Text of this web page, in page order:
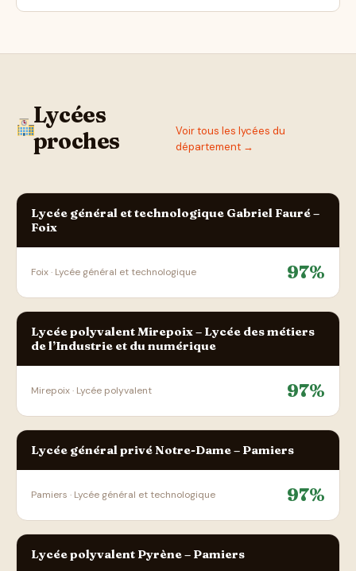
Lycées
proches
Voir tous les lycées du
département →
Lycée général et technologique Gabriel Fauré –
Foix
Foix · Lycée général et technologique 97%
Lycée polyvalent Mirepoix – Lycée des métiers
de l’Industrie et du numérique
Mirepoix · Lycée polyvalent 97%
Lycée général privé Notre-Dame – Pamiers
Pamiers · Lycée général et technologique 97%
Lycée polyvalent Pyrène – Pamiers